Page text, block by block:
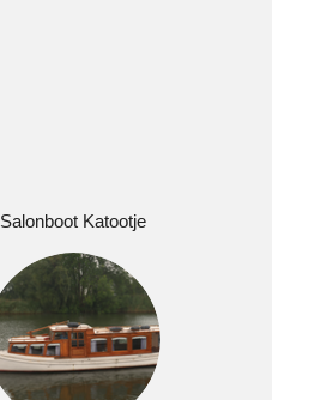
Salonboot Katootje